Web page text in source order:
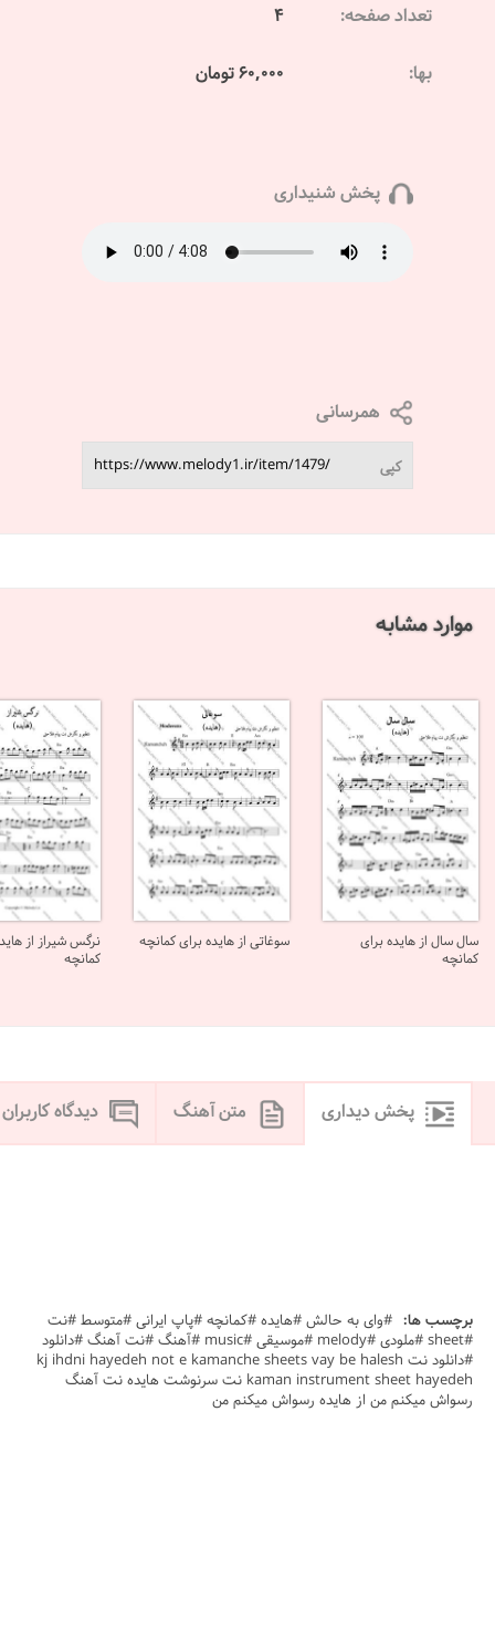
تعداد صفحه: 4
بها: 60,000 تومان
پخش شنیداری
همرسانی
کپی
موارد مشابه
سال سال از هایده برای
کمانچه
سوغاتی از هایده برای کمانچه
نرگس شیراز از
کمانچه
پخش دیداری متن آهنگ دیدگاه کاربران
برچسب ها: #وای به حالش #هایده #کمانچه #پاپ ایرانی #متوسط #نت
#sheet #ملودی #melody #موسیقی #music #آهنگ #نت آهنگ #دانلود
#دانلود نت kj ihdni hayedeh not e kamanche sheets vay be halesh
kaman instrument sheet hayedeh نت سرنوشت هایده نت آهنگ
رسواش میکنم من از هایده رسواش میکنم من